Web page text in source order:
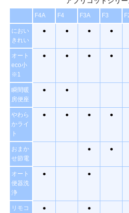
F4A F4 F3A F3
におい
きれい
● ● ● ●
オート
eco小
※1
● ● ● ●
瞬間暖
房便座
● ●
やわら
かライ
ト
● ● ● ●
おまか
せ節電
● ●
オート
便器洗
浄
● ●
リモコ
● ●